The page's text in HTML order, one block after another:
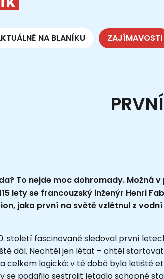
NA BLANÍKU ZAJÍMAVOSTI
To nejde moc dohromady. Možná
lety se francouzský inženýr Henri
jako první na světě vzlétnul z
století fascinovaně sledoval první
dál. Nechtěl jen létat – chtěl
celkem logická: v té době byla letiště
se podařilo sestrojit letadlo schopné